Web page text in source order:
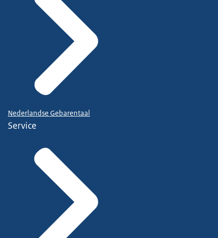
Nederlandse Gebarentaal
Service